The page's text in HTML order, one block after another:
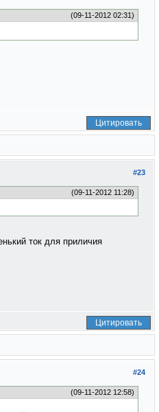
(09-11-2012 02:31)
Цитировать
#23
(09-11-2012 11:28)
ток для приличия
Цитировать
#24
(09-11-2012 12:58)